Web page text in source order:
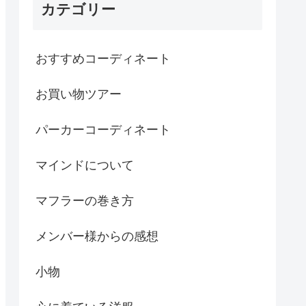
カテゴリー
おすすめコーディネート
お買い物ツアー
パーカーコーディネート
マインドについて
マフラーの巻き方
メンバー様からの感想
小物